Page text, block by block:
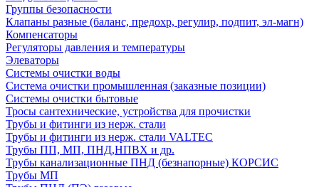
Группы безопасности
Клапаны разные (баланс, предохр, регулир, подпит, эл-магн)
Компенсаторы
Регуляторы давления и температуры
Элеваторы
Системы очистки воды
Система очистки промышленная (заказные позиции)
Системы очистки бытовые
Тросы сантехнические, устройства для прочистки
Трубы и фитинги из нерж. стали
Трубы и фитинги из нерж. стали VALTEC
Трубы ПП, МП, ПНД,НПВХ и др.
Трубы канализационные ПНД (безнапорные) КОРСИС
Трубы МП